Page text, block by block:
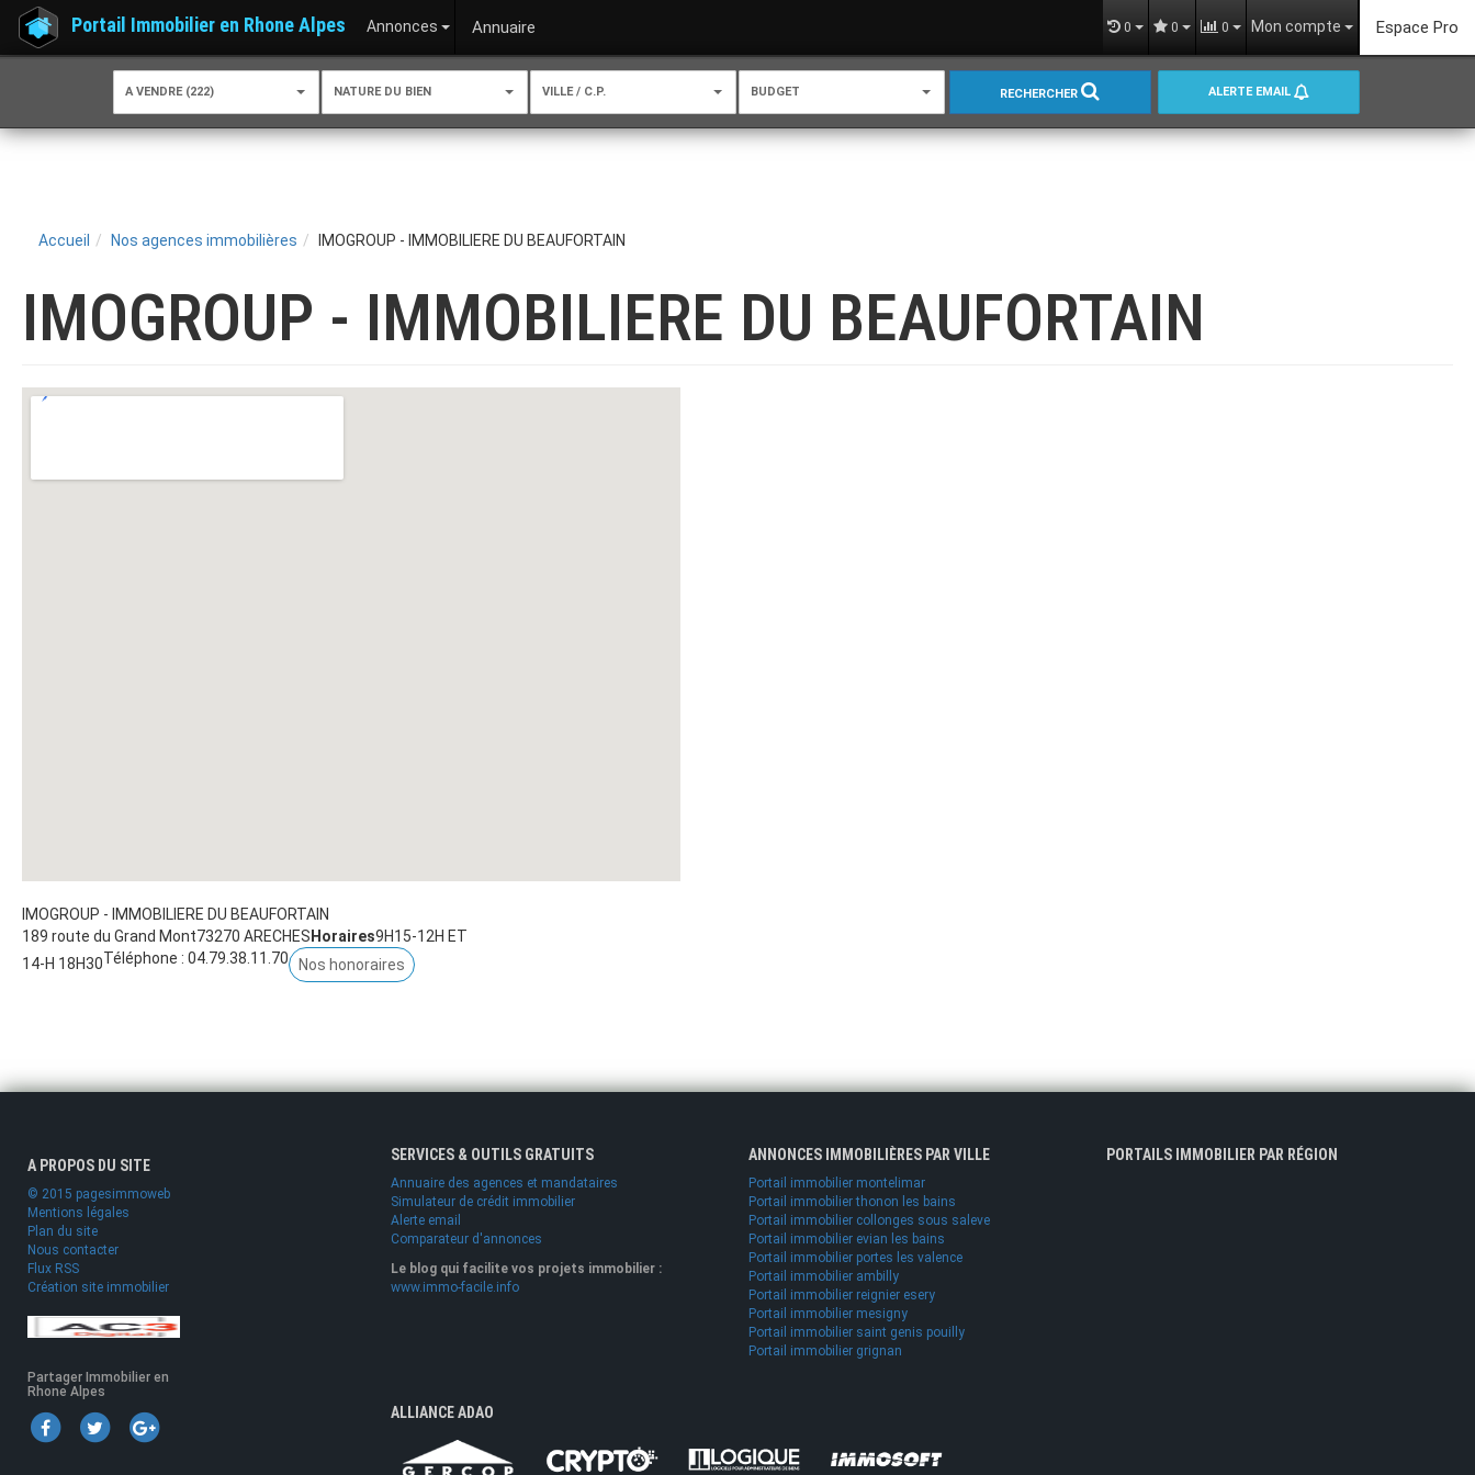
Portail Immobilier en Rhone Alpes Annonces Annuaire 0 0 0 Mon compte Espace Pro
A VENDRE (222) NATURE DU BIEN VILLE / C.P. BUDGET RECHERCHER ALERTE EMAIL
Accueil Nos agences immobilières IMOGROUP - IMMOBILIERE DU BEAUFORTAIN
IMOGROUP - IMMOBILIERE DU BEAUFORTAIN
IMOGROUP - IMMOBILIERE DU BEAUFORTAIN
189 route du Grand Mont73270 ARECHES Horaires9H15-12H ET
14-H 18H30Téléphone : 04.79.38.11.70 Nos honoraires
A PROPOS DU SITE
© 2015 pagesimmoweb
Mentions légales
Plan du site
Nous contacter
Flux RSS
Création site immobilier
Partager Immobilier en
Rhone Alpes
SERVICES & OUTILS GRATUITS
Annuaire des agences et mandataires
Simulateur de crédit immobilier
Alerte email
Comparateur d'annonces
Le blog qui facilite vos projets immobilier :
www.immo-facile.info
ANNONCES IMMOBILIÈRES PAR VILLE
Portail immobilier montelimar
Portail immobilier thonon les bains
Portail immobilier collonges sous saleve
Portail immobilier evian les bains
Portail immobilier portes les valence
Portail immobilier ambilly
Portail immobilier reignier esery
Portail immobilier mesigny
Portail immobilier saint genis pouilly
Portail immobilier grignan
ALLIANCE ADAO
PORTAILS IMMOBILIER PAR RÉGION